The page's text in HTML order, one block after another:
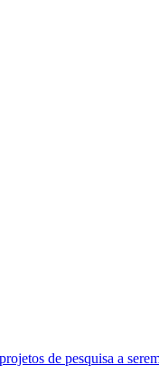
de pesquisa a